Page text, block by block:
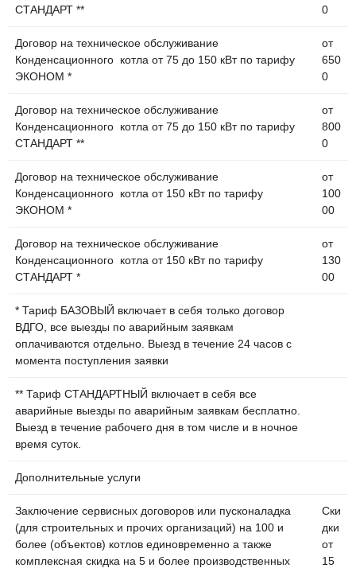
СТАНДАРТ **
0
Договор на техническое обслуживание
Конденсационного котла от 75 до 150 кВт по тарифу
ЭКОНОМ *
от
650
0
Договор на техническое обслуживание
Конденсационного котла от 75 до 150 кВт по тарифу
СТАНДАРТ **
от
800
0
Договор на техническое обслуживание
Конденсационного котла от 150 кВт по тарифу
ЭКОНОМ *
от
100
00
Договор на техническое обслуживание
Конденсационного котла от 150 кВт по тарифу
СТАНДАРТ *
от
130
00
* Тариф БАЗОВЫЙ включает в себя только договор
ВДГО, все выезды по аварийным заявкам
оплачиваются отдельно. Выезд в течение 24 часов с
момента поступления заявки
** Тариф СТАНДАРТНЫЙ включает в себя все
аварийные выезды по аварийным заявкам бесплатно.
Выезд в течение рабочего дня в том числе и в ночное
время суток.
Дополнительные услуги
Заключение сервисных договоров или пусконаладка
(для строительных и прочих организаций) на 100 и
более (объектов) котлов единовременно а также
комплексная скидка на 5 и более производственных
Ски
дки
от
15